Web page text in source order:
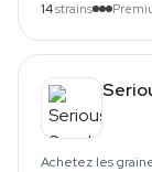
14strains
Achetez les